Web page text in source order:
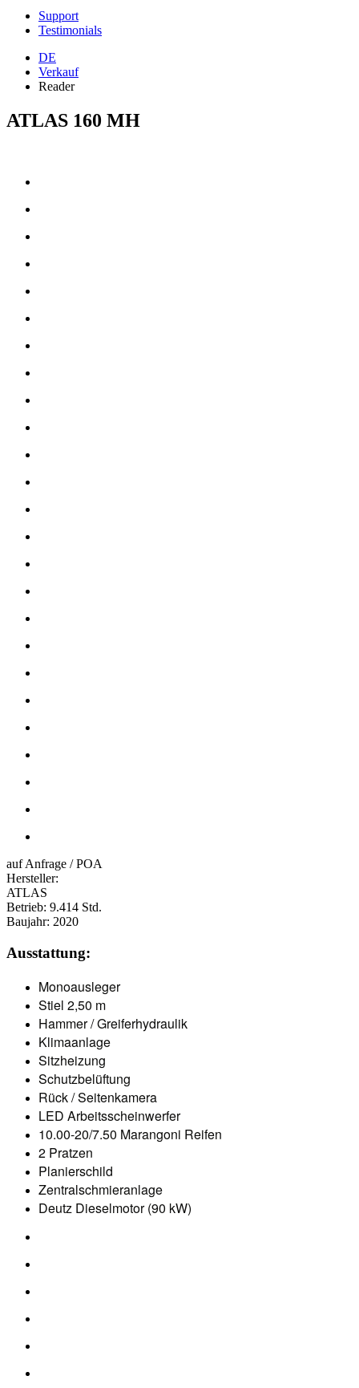
Support
Testimonials
DE
Verkauf
Reader
ATLAS 160 MH
auf Anfrage / POA
Hersteller:
ATLAS
Betrieb: 9.414 Std.
Baujahr: 2020
Ausstattung:
Monoausleger
Stiel 2,50 m
Hammer / Greiferhydraulik
Klimaanlage
Sitzheizung
Schutzbelüftung
Rück / Seitenkamera
LED Arbeitsscheinwerfer
10.00-20/7.50 Marangoni Reifen
2 Pratzen
Planierschild
Zentralschmieranlage
Deutz Dieselmotor (90 kW)